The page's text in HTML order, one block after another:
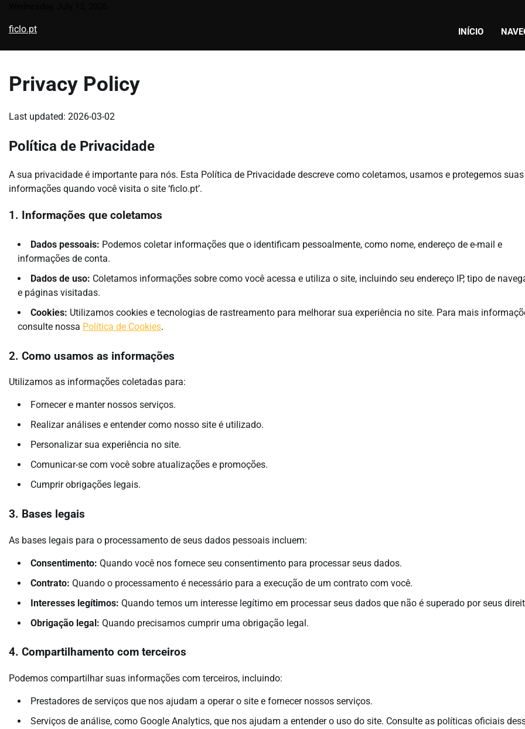
content
ficlo.pt INÍCIO
Privacy Policy
Last updated: 2026-03-02
Política de Privacidade
A sua privacidade é importante para nós. Esta Política de Privacidade descreve como coletamos, usamos e protegemos suas
informações quando você visita o site ‘ficlo.pt’.
1. Informações que coletamos
Dados pessoais: Podemos coletar informações que o identificam pessoalmente, como nome, endereço de e-mail e
informações de conta.
Dados de uso: Coletamos informações sobre como você acessa e utiliza o site, incluindo seu endereço IP, tipo de
e páginas visitadas.
Cookies: Utilizamos cookies e tecnologias de rastreamento para melhorar sua experiência no site. Para mais
consulte nossa Política de Cookies.
2. Como usamos as informações
Utilizamos as informações coletadas para:
Fornecer e manter nossos serviços.
Realizar análises e entender como nosso site é utilizado.
Personalizar sua experiência no site.
Comunicar-se com você sobre atualizações e promoções.
Cumprir obrigações legais.
3. Bases legais
As bases legais para o processamento de seus dados pessoais incluem:
Consentimento: Quando você nos fornece seu consentimento para processar seus dados.
Contrato: Quando o processamento é necessário para a execução de um contrato com você.
Interesses legítimos: Quando temos um interesse legítimo em processar seus dados que não é superado por seus
Obrigação legal: Quando precisamos cumprir uma obrigação legal.
4. Compartilhamento com terceiros
Podemos compartilhar suas informações com terceiros, incluindo:
Prestadores de serviços que nos ajudam a operar o site e fornecer nossos serviços.
Serviços de análise, como Google Analytics, que nos ajudam a entender o uso do site. Consulte as políticas oficiais